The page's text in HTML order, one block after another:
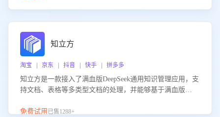
知立方
淘宝 | 京东 | 抖音 | 快手 | 拼多多
知立方是一款接入了满血版DeepSeek通用知识管理应用，支
持文档、表格等多类型文档的处理，并能够基于满血版
识支持，帮助用户高效管理和利用知识资源。通过该产品，
免费试用 已售1288+